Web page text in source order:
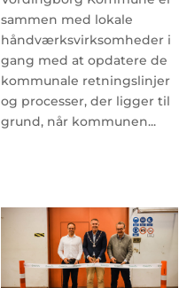
sammen med lokale
håndværksvirksomheder i
gang med at opdatere de
kommunale retningslinjer
og processer, der ligger til
grund, når kommunen...